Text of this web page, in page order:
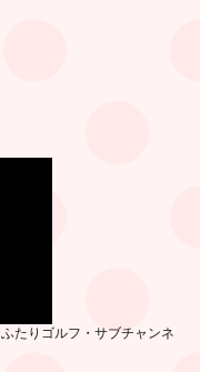
ふたりゴルフ・サブチ ャンネ